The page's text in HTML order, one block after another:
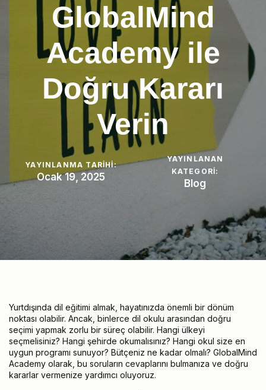
GlobalMind
Academy ile
Doğru Kararı
Verin
YAYINLANMA TARIHI:
Ocak 19, 2025
YAYINLANAN
KATEGORI:
Blog
Yurtdışında dil eğitimi almak, hayatınızda önemli bir dönüm
noktası olabilir. Ancak, binlerce dil okulu arasından doğru
seçimi yapmak zorlu bir süreç olabilir. Hangi ülkeyi
seçmelisiniz? Hangi şehirde okumalısınız? Hangi okul size en
uygun programı sunuyor? Bütçeniz ne kadar olmalı? GlobalMind
Academy olarak, bu soruların cevaplarını bulmanıza ve doğru
kararlar vermenize yardımcı oluyoruz.